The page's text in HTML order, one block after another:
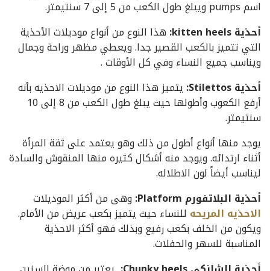
اسم pumps ويبلغ طول الكعب من 5 إلى 7 سنتيمتر.
أحذية kitten heels:
هذا النوع من أنواع موديلات الأحذية
التي تتميز بالكعب القصير جدا. ويعطي مظهر وراحة وجمال
ويناسب جميع النساء وفي كل اﻷوقات .
أحذية Stilettos:
يتميز هذا النوع من موديلات الاحذيه بأنه
أرفع الكعوب وأطولها حيث يبلغ طول الكعب من 8 إلى 10
سنتيمتر.
يوجد منها أنواع أطول من ذلك وهو يعتمد على ثقة المرأة
أثناء ارتدائه. ويوجد منه أشكال كثيره منها المنقوش والسادة
ليناسب أيضاً لون الاطلاله.
أحذية البلاتفورم Platform:
وهى من أكثر الموديلات
الاحذيه المريحه للنساء حيث يتميز بكعب عريض من الأمام.
ويكون من الخلف بكعب رفيع وبذلك فهو أكثر الاحذية
المناسبة للسهر والحفلات.